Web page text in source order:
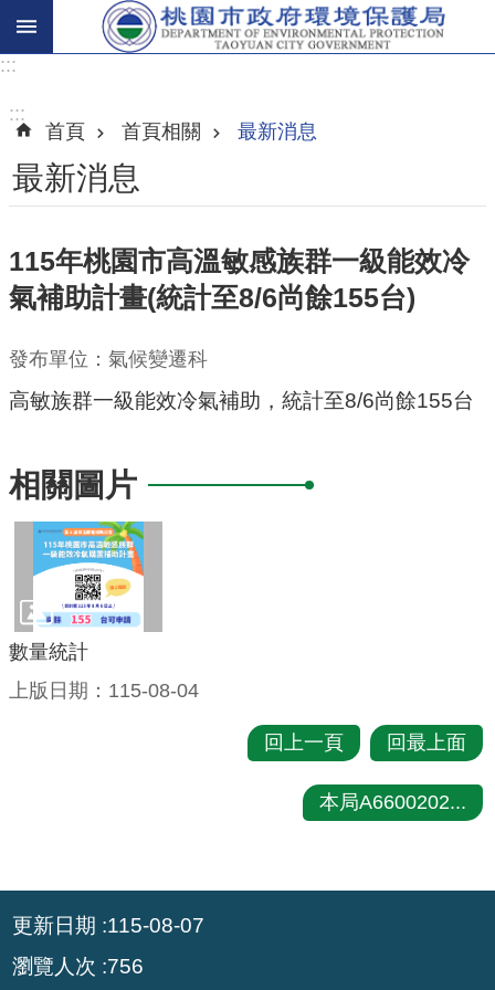
搜
尋
關
於
們
環
主
題
境
品
質
民
開
所
屬
:::
:::
首頁
首頁相關 最新消息
最新消息
115年桃園市高溫敏感族群一級能效冷
氣補助計畫(統計至8/6尚餘155台)
發布單位：氣候變遷科
高敏族群一級能效冷氣補助，統計至8/6尚餘155台
相關圖片
數量統計
上版日期：115-08-04
回上一頁 回最上面
本局A6600202...
更新日期 115-08-07
瀏覽人次 756